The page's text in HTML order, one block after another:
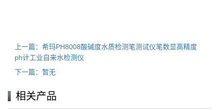
上一篇：希玛PH8008酸碱度水质检测笔测试仪笔数显高精度
ph计工业自来水检测仪
下一篇：暂无
相关产品